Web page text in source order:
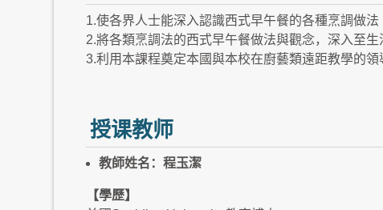
1.使各界人士能深入認識西式早午餐的各種烹調做法
2.將各類烹調法的西式早午餐做法與觀念，深入至生
3.利用本課程奠定本國與本校在廚藝類遠距教學的領
授课教师
教師姓名：程玉潔
【學歷】